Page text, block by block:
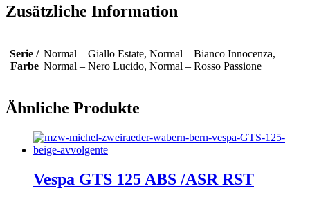
Zusätzliche Information
Serie /
Farbe
Normal – Giallo Estate, Normal – Bianco Innocenza,
Normal – Nero Lucido, Normal – Rosso Passione
Ähnliche Produkte
Vespa GTS 125 ABS /ASR RST